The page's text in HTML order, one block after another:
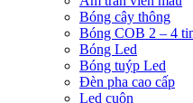
Bóng cây thông
Bóng COB 2 – 4
Bóng Led
Bóng tuýp Led
Đèn pha cao cấp
Led cuộn